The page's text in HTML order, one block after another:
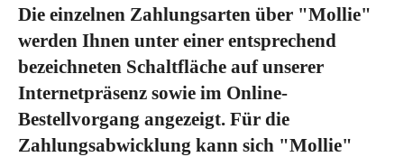
Die einzelnen Zahlungsarten über "Mollie"
werden Ihnen unter einer entsprechend
bezeichneten Schaltfläche auf unserer
Internetpräsenz sowie im Online-
Bestellvorgang angezeigt. Für die
Zahlungsabwicklung kann sich "Mollie"